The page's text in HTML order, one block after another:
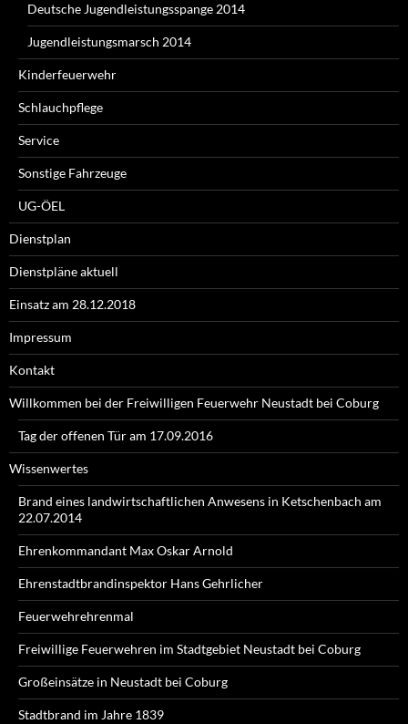
Deutsche Jugendleistungsspange 2014
Jugendleistungsmarsch 2014
Kinderfeuerwehr
Schlauchpflege
Service
Sonstige Fahrzeuge
UG-ÖEL
Dienstplan
Dienstpläne aktuell
Einsatz am 28.12.2018
Impressum
Kontakt
Willkommen bei der Freiwilligen Feuerwehr Neustadt bei Coburg
Tag der offenen Tür am 17.09.2016
Wissenwertes
Brand eines landwirtschaftlichen Anwesens in Ketschenbach am
22.07.2014
Ehrenkommandant Max Oskar Arnold
Ehrenstadtbrandinspektor Hans Gehrlicher
Feuerwehrehrenmal
Freiwillige Feuerwehren im Stadtgebiet Neustadt bei Coburg
Großeinsätze in Neustadt bei Coburg
Stadtbrand im Jahre 1839